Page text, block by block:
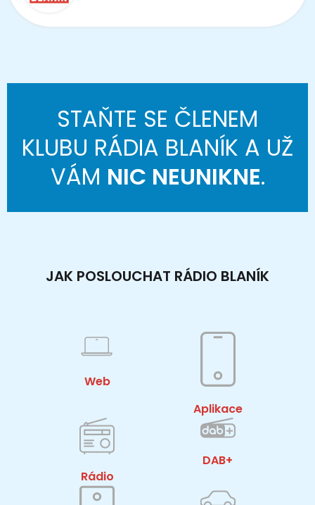
STAŇTE SE ČLENEM
KLUBU RÁDIA BLANÍK A UŽ
VÁM NIC NEUNIKNE.
JAK POSLOUCHAT RÁDIO BLANÍK
Web
Aplikace
Rádio
DAB+